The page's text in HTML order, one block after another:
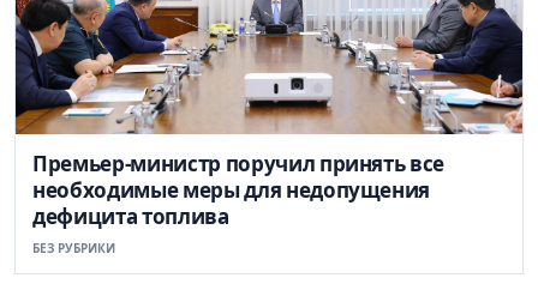
Премьер-министр поручил принять все
необходимые меры для недопущения
дефицита топлива
БЕЗ РУБРИКИ